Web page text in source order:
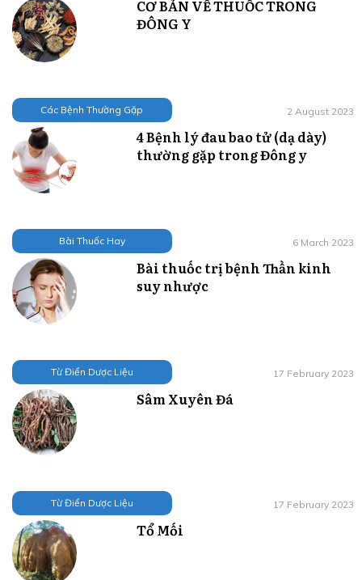
CƠ BẢN VỀ THUỐC TRONG
ĐÔNG Y
Các Bệnh Thường Gặp 2 August 2023
4 Bệnh lý đau bao tử (dạ dày)
thường gặp trong Đông y
Bài Thuốc Hay 6 March 2023
Bài thuốc trị bệnh Thần kinh
suy nhược
Từ Điển Dược Liệu 17 February 2023
Sâm Xuyên Đá
Từ Điển Dược Liệu 17 February 2023
Tổ Mối